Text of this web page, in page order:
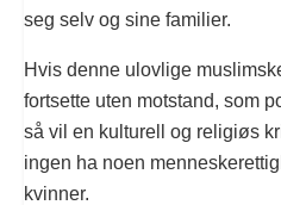
seg selv og sine familier.
Hvis denne ulovlige
fortsette uten motstand, som
så vil en kulturell og religiøs
ingen ha noen
kvinner.